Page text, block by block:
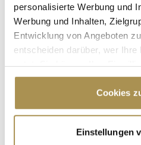
personalisierte Werbung und
Werbung und Inhalten,
Entwicklung von Angeboten
entscheiden darüber, wer
Cookie-Erklärung oder durch
Trigger Symbol ändern oder
Informationen über
Cookies
Einstellungen